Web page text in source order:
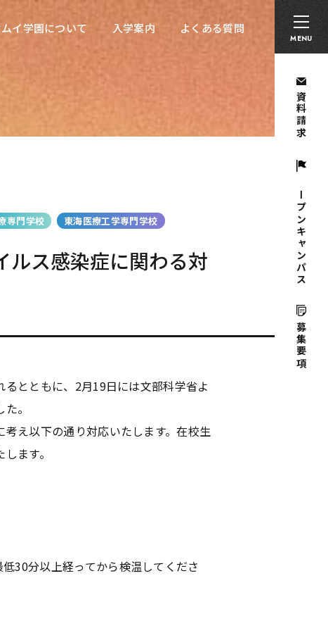
MENU
イ学園について 入学案内 よくある質問
資料請求
オープンキャンパス
募集要項
採用担当者の方へ 留学生の方へ
イ学園について 入学案内 よくある質問
専門学校 東海医療工学専門学校
ルス感染症に関わる対
とともに、2月19日には文部科学省よ
。
え以下の通り対応いたします。在校生
ます。
30分以上経ってから検温してくださ